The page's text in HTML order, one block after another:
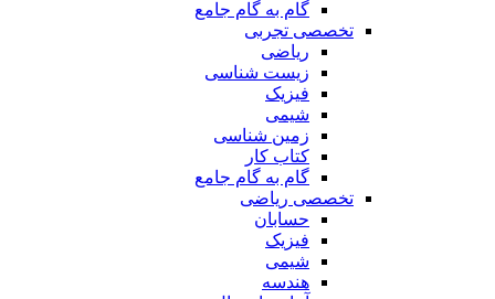
گام به گام جامع
تخصصی تجربی
ریاضی
زیست شناسی
فیزیک
شیمی
زمین شناسی
کتاب کار
گام به گام جامع
تخصصی ریاضی
حسابان
فیزیک
شیمی
هندسه